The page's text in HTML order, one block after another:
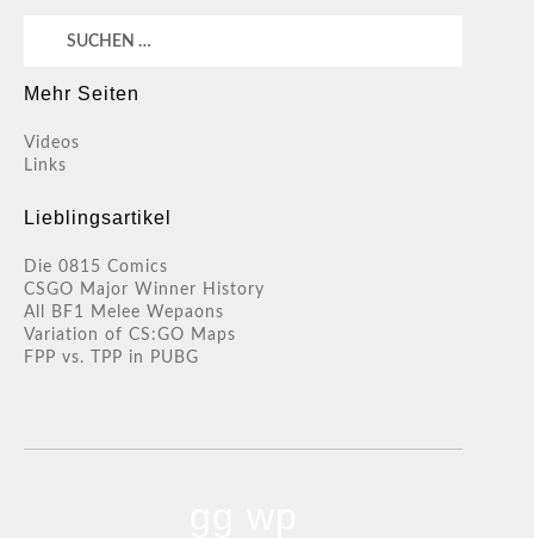
Mehr Seiten
Videos
Links
Lieblingsartikel
Die 0815 Comics
CSGO Major Winner History
All BF1 Melee Wepaons
Variation of CS:GO Maps
FPP vs. TPP in PUBG